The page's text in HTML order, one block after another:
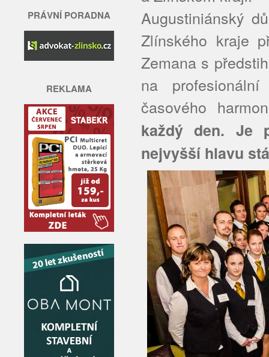
PRÁVNÍ PORADNA
REKLAMA
Augustiniánský
Zlínského kraje
Zemana s
na
časového
každý den. Je
nejvyšší hlavu